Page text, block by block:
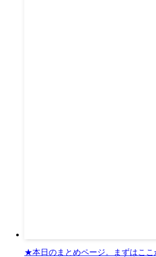
★本日のまとめページ。まずはここ